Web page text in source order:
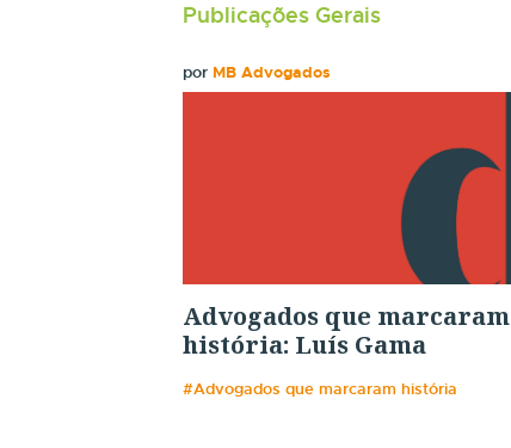
Publicações Gerais
por MB Advogados
Advogados que marcaram
história: Luís Gama
#Advogados que marcaram história